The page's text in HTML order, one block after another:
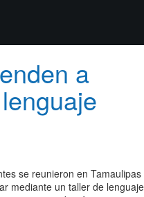
a
se reunieron en Tamaulipas
mediante un taller de lenguaje